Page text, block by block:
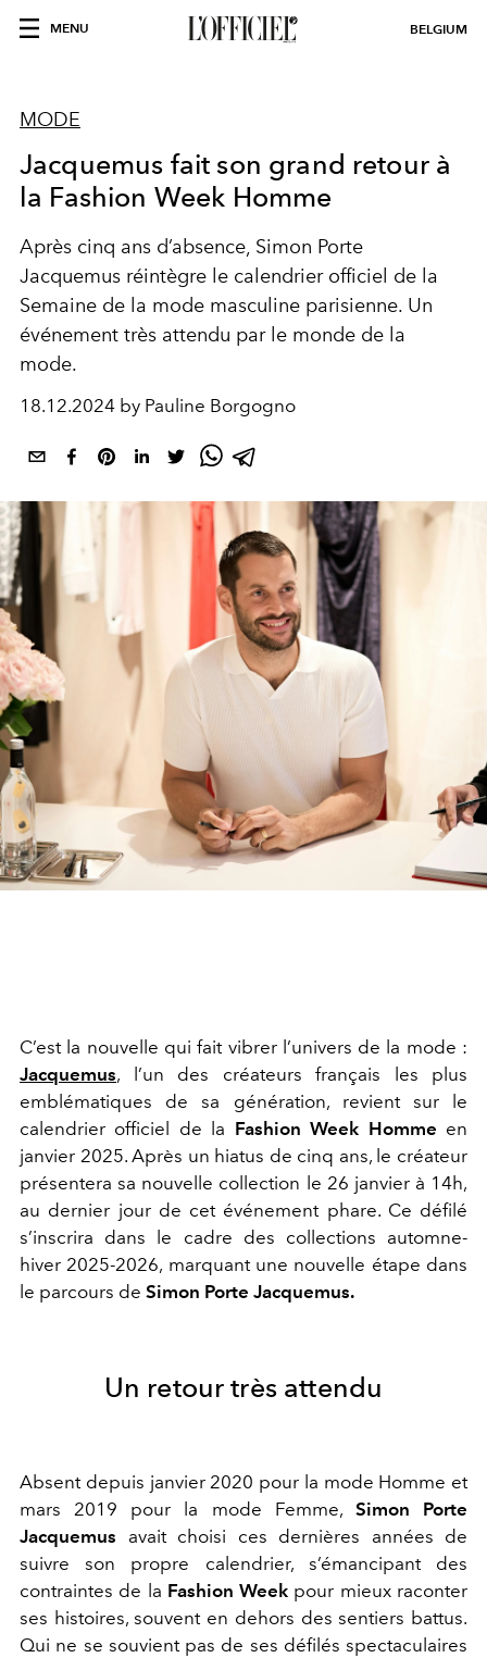
MENU BELGIUM
MODE
Jacquemus fait son grand retour à
la Fashion Week Homme
Après cinq ans d’absence, Simon Porte
Jacquemus réintègre le calendrier officiel de la
Semaine de la mode masculine parisienne. Un
événement très attendu par le monde de la
mode.
18.12.2024 by Pauline Borgogno
C’est la nouvelle qui fait vibrer l’univers de la mode :
Jacquemus, l’un des créateurs français les plus
emblématiques de sa génération, revient sur le
calendrier officiel de la Fashion Week Homme en
janvier 2025. Après un hiatus de cinq ans, le créateur
présentera sa nouvelle collection le 26 janvier à 14h,
au dernier jour de cet événement phare. Ce défilé
s’inscrira dans le cadre des collections automne-
hiver 2025-2026, marquant une nouvelle étape dans
le parcours de Simon Porte Jacquemus.
Un retour très attendu
Absent depuis janvier 2020 pour la mode Homme et
mars 2019 pour la mode Femme, Simon Porte
Jacquemus avait choisi ces dernières années de
suivre son propre calendrier, s’émancipant des
contraintes de la Fashion Week pour mieux raconter
ses histoires, souvent en dehors des sentiers battus.
Qui ne se souvient pas de ses défilés spectaculaires